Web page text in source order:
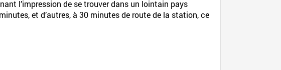
l’impression de se trouver dans un lointain pays
et d’autres, à 30 minutes de route de la station, ce